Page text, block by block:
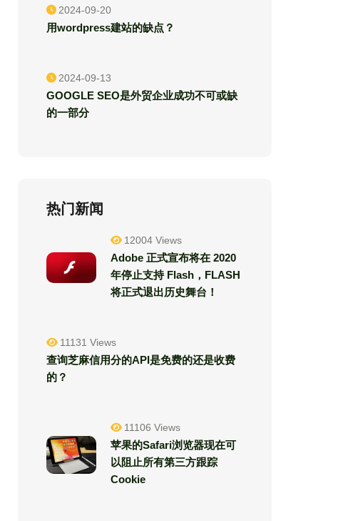
2024-09-20
用wordpress建站的缺点？
2024-09-13
GOOGLE SEO是外贸企业成功不可或缺
的一部分
热门新闻
12004 Views
Adobe 正式宣布将在 2020
年停止支持 Flash，FLASH
将正式退出历史舞台！
11131 Views
查询芝麻信用分的API是免费的还是收费
的？
11106 Views
苹果的Safari浏览器现在可
以阻止所有第三方跟踪
Cookie